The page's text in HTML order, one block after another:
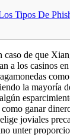
Tipos De
caso de que
a los casinos
la mayoría
ganar
joviales
unter